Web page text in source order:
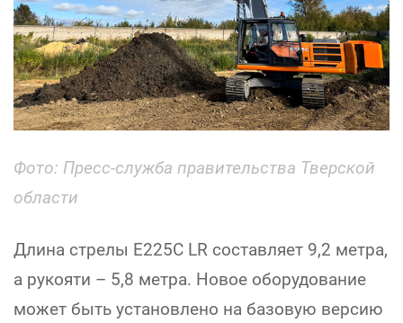
Фото: Пресс-служба правительства Тверской
области
Длина стрелы E225С LR составляет 9,2 метра,
а рукояти – 5,8 метра. Новое оборудование
может быть установлено на базовую версию